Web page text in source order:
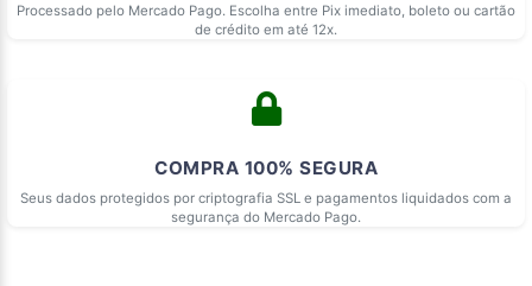
Processado pelo Mercado Pago. Escolha entre Pix imediato, boleto ou cartão
de crédito em até 12x.
COMPRA 100% SEGURA
Seus dados protegidos por criptografia SSL e pagamentos liquidados com a
segurança do Mercado Pago.